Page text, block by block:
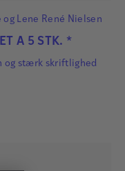
og Lene René Nielsen
A 5 STK. *
og stærk skriftlighed